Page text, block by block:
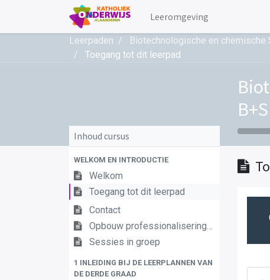
Leeromgeving
Leerpaden
Biotechnologische en
Toegang tot dit leerpad
Inhoud cursus
WELKOM EN INTRODUCTIE
Welkom
Toegang tot dit leerpad
Contact
Opbouw professionaliseringstraject
Sessies in groep
1 INLEIDING BIJ DE LEERPLANNEN VAN
DE DERDE GRAAD